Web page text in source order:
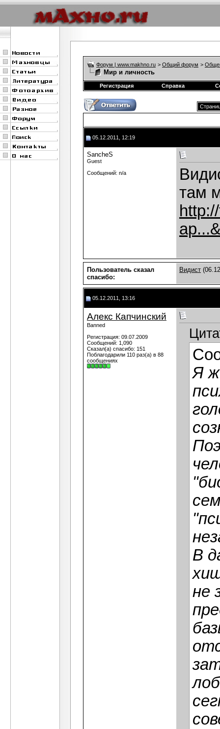
Форум | www.makhno.ru > Общий форум >
Мир и личность
Регистрация Справка
05.12.2011, 12:19
SancheS
Guest
Сообщений: n/a
там
Пользователь сказал
cпасибо:
Видист
05.12.2011, 13:16
Алекс Капчинский
Banned
Регистрация: 09.07.2009
Сообщений: 1,090
Сказал(а) спасибо: 151
Поблагодарили 110 раз(а) в 88
сообщениях
Я
В
не